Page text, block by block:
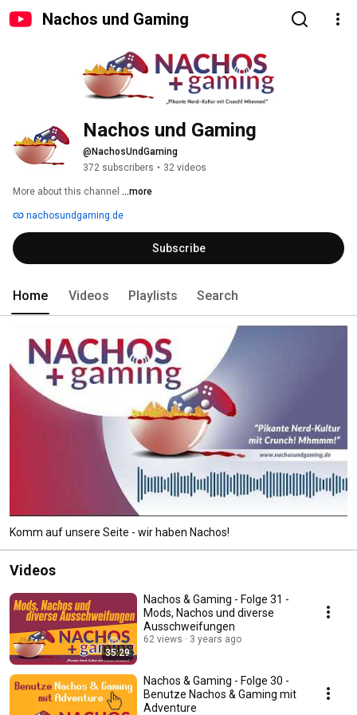
Nachos und Gaming
Nachos und Gaming
@NachosUndGaming
372 subscribers • 32 videos
More about this channel ...more
nachosundgaming.de
Subscribe
Home Videos Playlists Search
Komm auf unsere Seite - wir haben Nachos!
Videos
35:29
Nachos & Gaming - Folge 31 -
Mods, Nachos und diverse
Ausschweifungen
62 views 3 years ago
Nachos & Gaming - Folge 30 -
Benutze Nachos & Gaming mit
Adventure